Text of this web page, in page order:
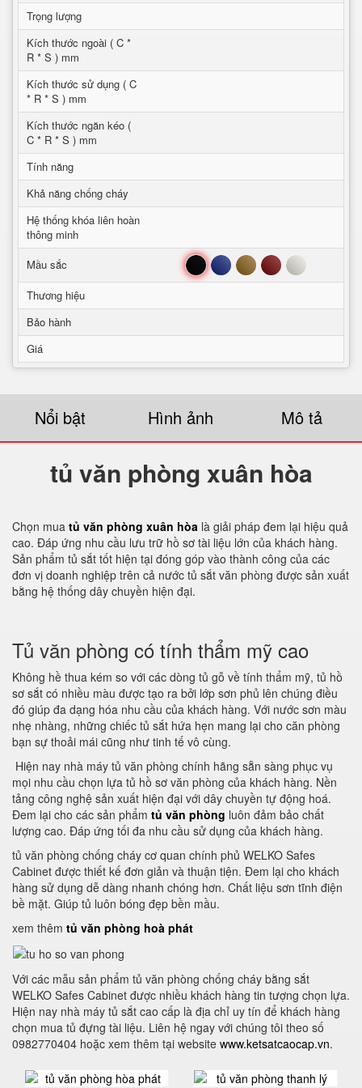
Trọng lượng
Kích thước ngoài ( C *
R * S ) mm
Kích thước sử dụng ( C
* R * S ) mm
Kích thước ngăn kéo (
C * R * S ) mm
Tính năng
Khả năng chống cháy
Hệ thống khóa liên hoàn
thông minh
Mầu sắc
Đen Xanh Nâu Đỏ Trắng
Thương hiệu
Bảo hành
Giá
Nổi bật Hình ảnh Mô tả
tủ văn phòng xuân hòa
Chọn mua tủ văn phòng xuân hòa là giải pháp đem lại hiệu quả
cao. Đáp ứng nhu cầu lưu trữ hồ sơ tài liệu lớn của khách hàng.
Sản phẩm tủ sắt tốt hiện tại đóng góp vào thành công của các
đơn vị doanh nghiệp trên cả nước tủ sắt văn phòng được sản xuất
bằng hệ thống dây chuyền hiện đại.
Tủ văn phòng có tính thẩm mỹ cao
Không hề thua kém so với các dòng tủ gỗ về tính thẩm mỹ, tủ hồ
sơ sắt có nhiều màu được tạo ra bởi lớp sơn phủ lên chúng điều
đó giúp đa dạng hóa nhu cầu của khách hàng. Với nước sơn màu
nhẹ nhàng, những chiếc tủ sắt hứa hẹn mang lại cho căn phòng
bạn sự thoải mái cũng như tinh tế vô cùng.
Hiện nay nhà máy tủ văn phòng chính hãng sẵn sàng phục vụ
mọi nhu cầu chọn lựa tủ hồ sơ văn phòng của khách hàng. Nền
tảng công nghệ sản xuất hiện đại với dây chuyền tự động hoá.
Đem lại cho các sản phẩm tủ văn phòng luôn đảm bảo chất
lượng cao. Đáp ứng tối đa nhu cầu sử dụng của khách hàng.
tủ văn phòng chống cháy cơ quan chính phủ WELKO Safes
Cabinet được thiết kế đơn giản và thuận tiện. Đem lại cho khách
hàng sử dụng dễ dàng nhanh chóng hơn. Chất liệu sơn tĩnh điện
bề mặt. Giúp tủ luôn bóng đẹp bền mầu.
xem thêm tủ văn phòng hoà phát
Với các mẫu sản phẩm tủ văn phòng chống cháy bằng sắt
WELKO Safes Cabinet được nhiều khách hàng tin tượng chọn lựa.
Hiện nay nhà máy tủ sắt cao cấp là địa chỉ uy tín để khách hàng
chọn mua tủ đựng tài liệu. Liên hệ ngay với chúng tôi theo số
0982770404 hoặc xem thêm tại website www.ketsatcaocap.vn.